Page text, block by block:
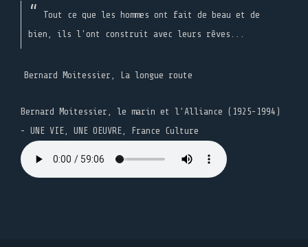
Tout ce que les hommes ont fait de beau et de
bien, ils l'ont construit avec leurs rêves...
Bernard Moitessier, La longue route
Bernard Moitessier, le marin et l’Alliance (1925-1994)
- UNE VIE, UNE OEUVRE, France Culture